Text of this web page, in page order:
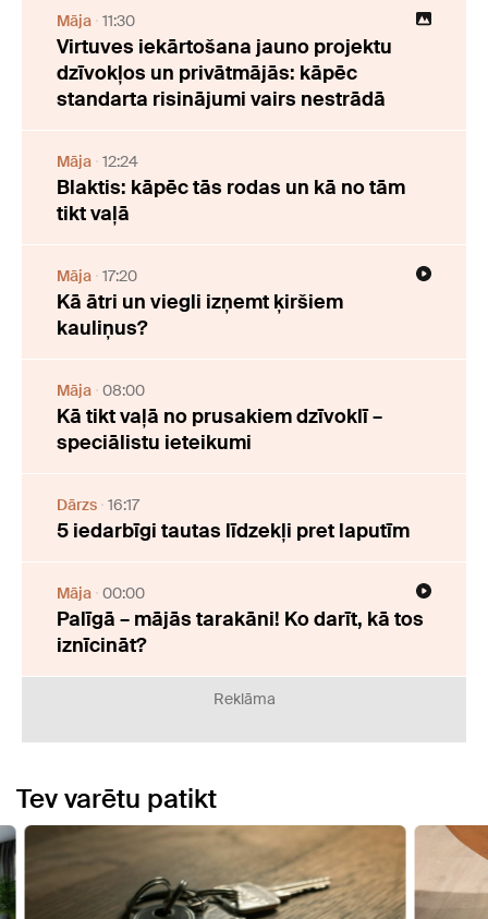
Māja 11:30
Virtuves iekārtošana jauno projektu
dzīvokļos un privātmājās: kāpēc
standarta risinājumi vairs nestrādā
Māja 12:24
Blaktis: kāpēc tās rodas un kā no tām
tikt vaļā
Māja 17:20
Kā ātri un viegli izņemt ķiršiem
kauliņus?
Māja 08:00
Kā tikt vaļā no prusakiem dzīvoklī –
speciālistu ieteikumi
Dārzs 16:17
5 iedarbīgi tautas līdzekļi pret laputīm
Māja 00:00
Palīgā – mājās tarakāni! Ko darīt, kā tos
iznīcināt?
Reklāma
Tev varētu patikt